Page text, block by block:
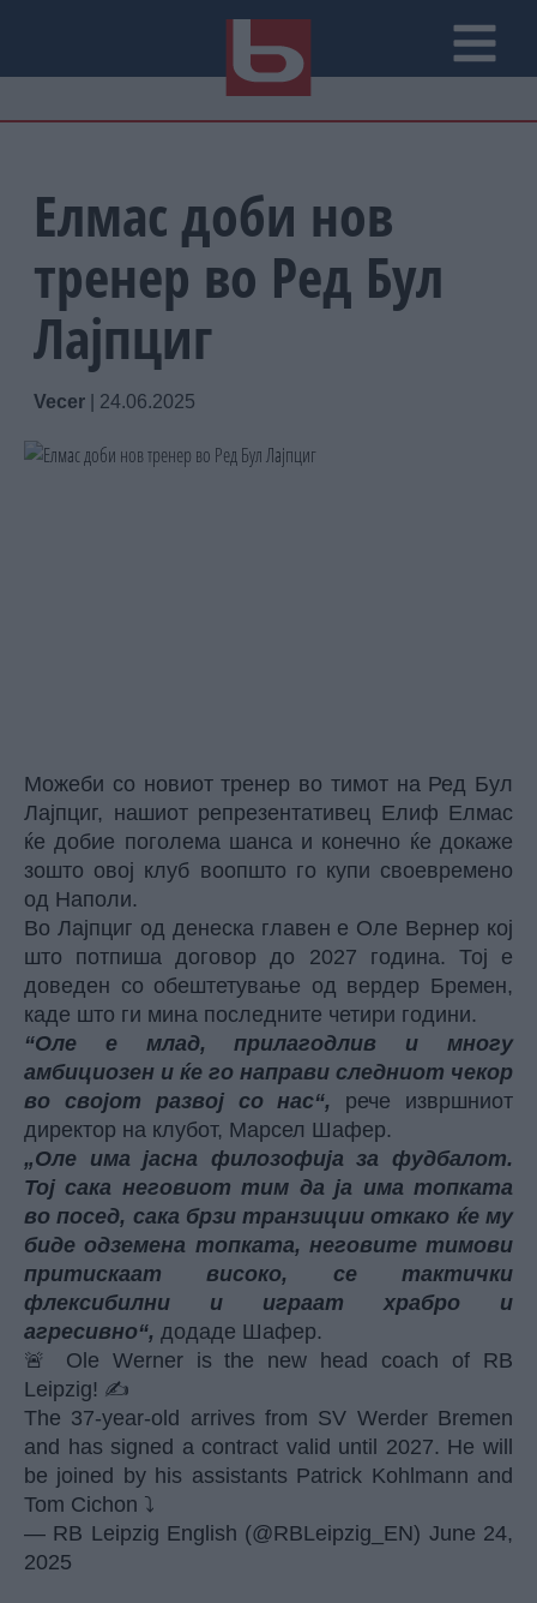
Елмас доби нов
тренер во Ред Бул
Лајпциг
Vecer 24.06.2025
Можеби со новиот тренер во тимот на Ред Бул
Лајпциг, нашиот репрезентативец Елиф Елмас
ќе добие поголема шанса и конечно ќе докаже
зошто овој клуб воопшто го купи своевремено
од Наполи.
Во Лајпциг од денеска главен е Оле Вернер кој
што потпиша договор до 2027 година. Тој е
доведен со обештетување од вердер Бремен,
каде што ги мина последните четири години.
“Оле е млад, прилагодлив и многу
амбициозен и ќе го направи следниот чекор
во својот развој со нас“, рече извршниот
директор на клубот, Марсел Шафер.
„Оле има јасна филозофија за фудбалот.
Тој сака неговиот тим да ја има топката
во посед, сака брзи транзиции откако ќе му
биде одземена топката, неговите тимови
притискаат високо, се тактички
флексибилни и играат храбро и
агресивно“, додаде Шафер.
🚨 Ole Werner is the new head coach of RB
Leipzig! ✍️
The 37-year-old arrives from SV Werder Bremen
and has signed a contract valid until 2027. He will
be joined by his assistants Patrick Kohlmann and
Tom Cichon ⤵️
— RB Leipzig English (@RBLeipzig_EN) June 24,
2025